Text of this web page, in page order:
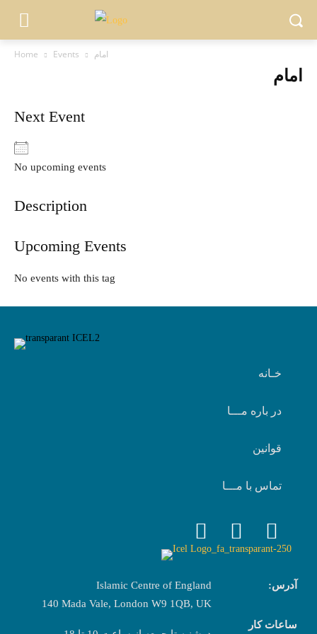
Home Events امام
امام
Next Event
No upcoming events
Description
Upcoming Events
No events with this tag
خـانه
در باره مـــا
قوانین
تماس با مـــا
Islamic Centre of England
140 Mada Vale, London W9 1QB, UK
آدرس:
ساعات کار